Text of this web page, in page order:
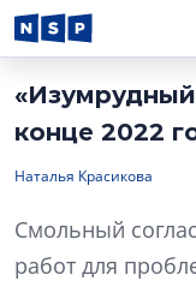
конце 2022
Наталья Красикова
Смольный
работ для